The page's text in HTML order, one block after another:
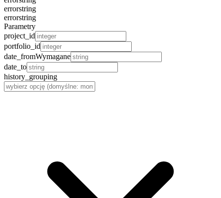
errorstring
errorstring
Parametry
project_id
portfolio_id
date_fromWymagane
date_to
history_grouping